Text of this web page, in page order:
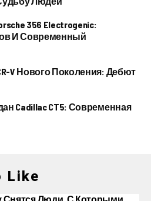
356 Electrogenic:
И Современный
V Нового Поколения: Дебют
Cadillac CT5: Современная
Like